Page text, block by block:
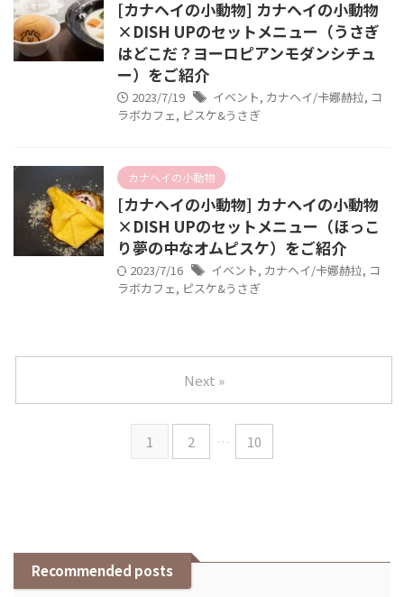
[カナヘイの小動物] カナヘイの小動物
×DISH UPのセットメニュー（うさぎ
はどこだ？ヨーロピアンモダンシチュ
ー）をご紹介
2023/7/19 イベント, カナヘイ/卡娜赫拉, コ
ラボカフェ, ピスケ&うさぎ
カナヘイの小動物
[カナヘイの小動物] カナヘイの小動物
×DISH UPのセットメニュー（ほっこ
り夢の中なオムピスケ）をご紹介
2023/7/16 イベント, カナヘイ/卡娜赫拉, コ
ラボカフェ, ピスケ&うさぎ
1 2 … 10
Next »
Recommended posts